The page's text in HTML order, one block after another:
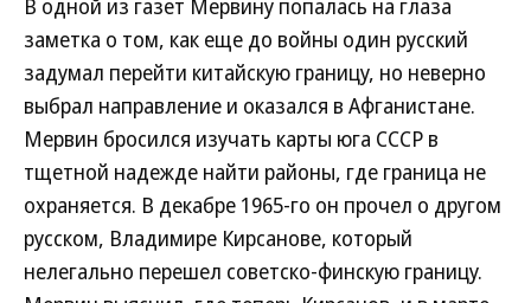
В одной из газет Мервину попалась на глаза
заметка о том, как еще до войны один русский
задумал перейти китайскую границу, но неверно
выбрал направление и оказался в Афганистане.
Мервин бросился изучать карты юга СССР в
тщетной надежде найти районы, где граница не
охраняется. В декабре 1965-го он прочел о другом
русском, Владимире Кирсанове, который
нелегально перешел советско-финскую границу.